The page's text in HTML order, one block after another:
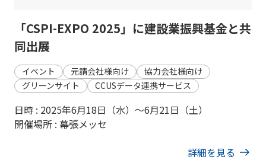
「CSPI-EXPO 2025」に建設業振興基金と共
同出展
イベント 元請会社様向け
協力会社様向け
グリーンサイト
CCUSデータ連携サービス
日時 : 2025年6月18日（水）～6月21日（土）
開催場所 : 幕張メッセ
詳細を見る